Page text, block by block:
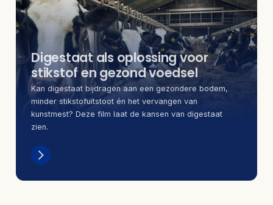
Digestaat als oplossing voor
stikstof en gezond voedsel
Kan digestaat bijdragen aan een gezondere bodem,
minder stikstofuitstoot én het vervangen van
kunstmest? Deze film laat de kansen van digestaat
zien.